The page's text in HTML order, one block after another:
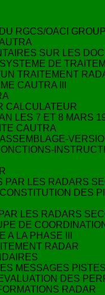
RGCS/OACI
SUR LES
DE
TRAITEMENT
CAUTRA III
CALCULATEUR
LES 7 ET 8 MARS
CAUTRA
PAR LES RADARS
DES
LES RADARS
DE
A LA PHASE III
RADAR
MESSAGES
DES
RADAR